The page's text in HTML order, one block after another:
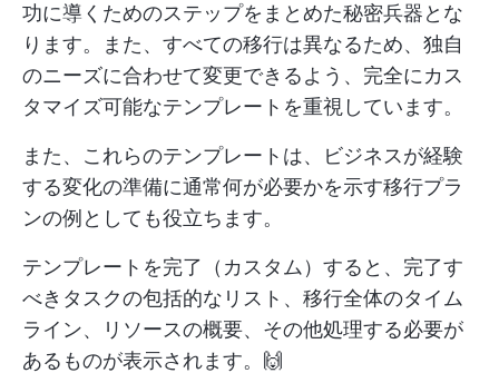
功に導くためのステップをまとめた秘密兵器とな
ります。また、すべての移行は異なるため、独自
のニーズに合わせて変更できるよう、完全にカス
タマイズ可能なテンプレートを重視しています。
また、これらのテンプレートは、ビジネスが経験
する変化の準備に通常何が必要かを示す移行プラ
ンの例としても役立ちます。
テンプレートを完了（カスタム）すると、完了す
べきタスクの包括的なリスト、移行全体のタイム
ライン、リソースの概要、その他処理する必要が
あるものが表示されます。🙌